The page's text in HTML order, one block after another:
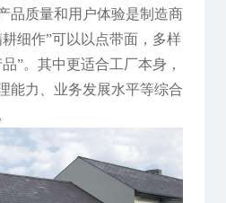
品质量和用户体验是制造商
细作”可以以点带面，多样
”。其中更适合工厂本身，
能力、业务发展水平等综合